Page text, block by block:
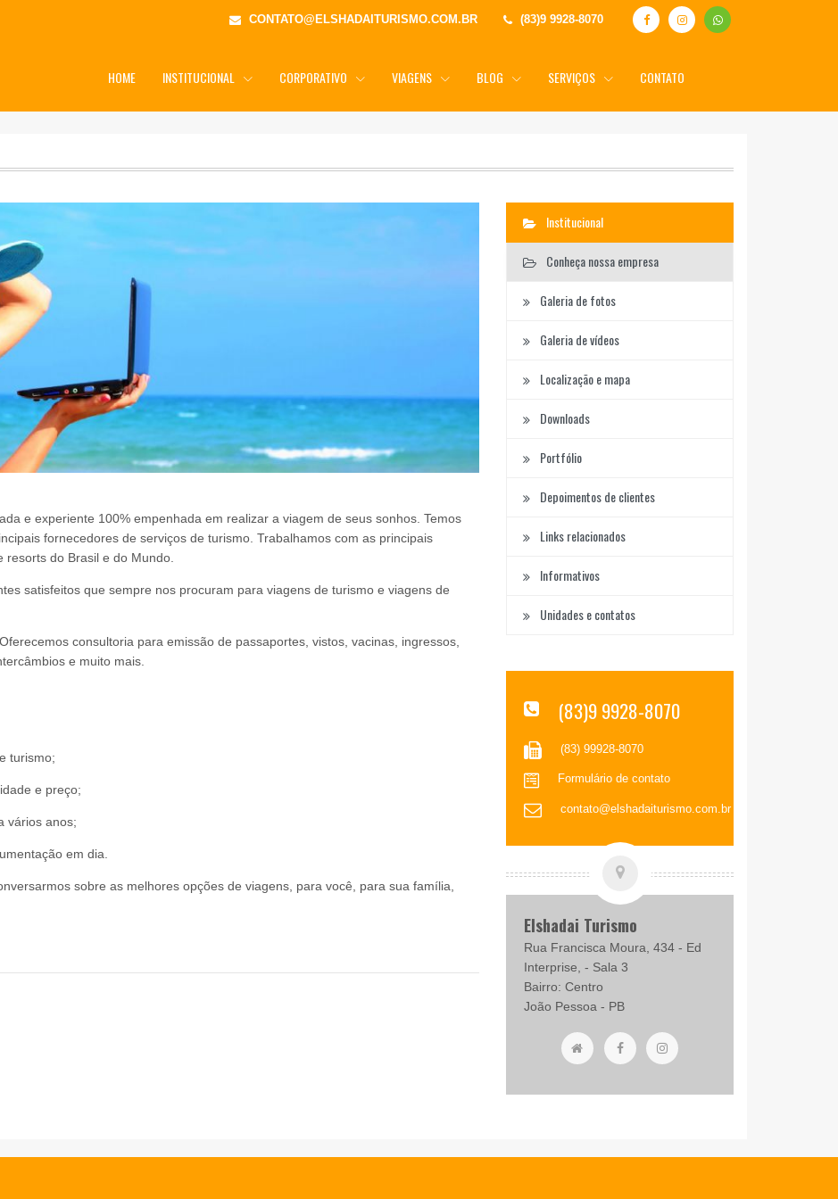
CONTATO@ELSHADAITURISMO.COM.BR (83)9 9928-8070
HOME INSTITUCIONAL CORPORATIVO VIAGENS BLOG SERVIÇOS CONTATO
e experiente 100% empenhada em realizar a viagem de seus sonhos. Temos
fornecedores de serviços de turismo. Trabalhamos com as principais
resorts do Brasil e do Mundo.
satisfeitos que sempre nos procuram para viagens de turismo e viagens de
consultoria para emissão de passaportes, vistos, vacinas, ingressos,
e muito mais.
turismo;
e preço;
vários anos;
em dia.
sobre as melhores opções de viagens, para você, para sua família,
Institucional
Conheça nossa empresa
Galeria de fotos
Galeria de vídeos
Localização e mapa
Downloads
Portfólio
Depoimentos de clientes
Links relacionados
Informativos
Unidades e contatos
(83)9 9928-8070
(83) 99928-8070
Formulário de contato
contato@elshadaiturismo.com.br
Elshadai Turismo
Rua Francisca Moura, 434 - Ed
Interprise, - Sala 3
Bairro: Centro
João Pessoa - PB